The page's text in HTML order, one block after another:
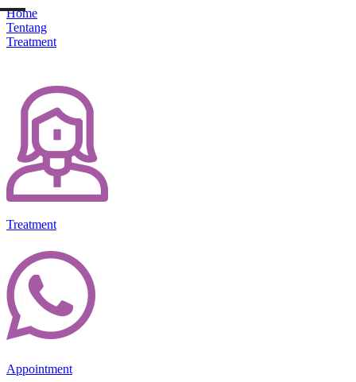
Home
Tentang
Treatment
Treatment
Appointment